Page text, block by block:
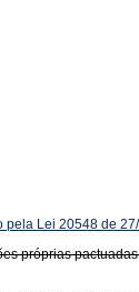
pela Lei 20548 de
próprias